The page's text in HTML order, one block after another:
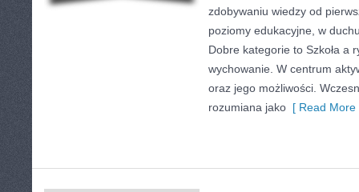
zdobywaniu wiedzy od
poziomy edukacyjne, w
Dobre kategorie to Szkoła a
wychowanie. W centrum
oraz jego możliwości.
rozumiana jako [ Read More